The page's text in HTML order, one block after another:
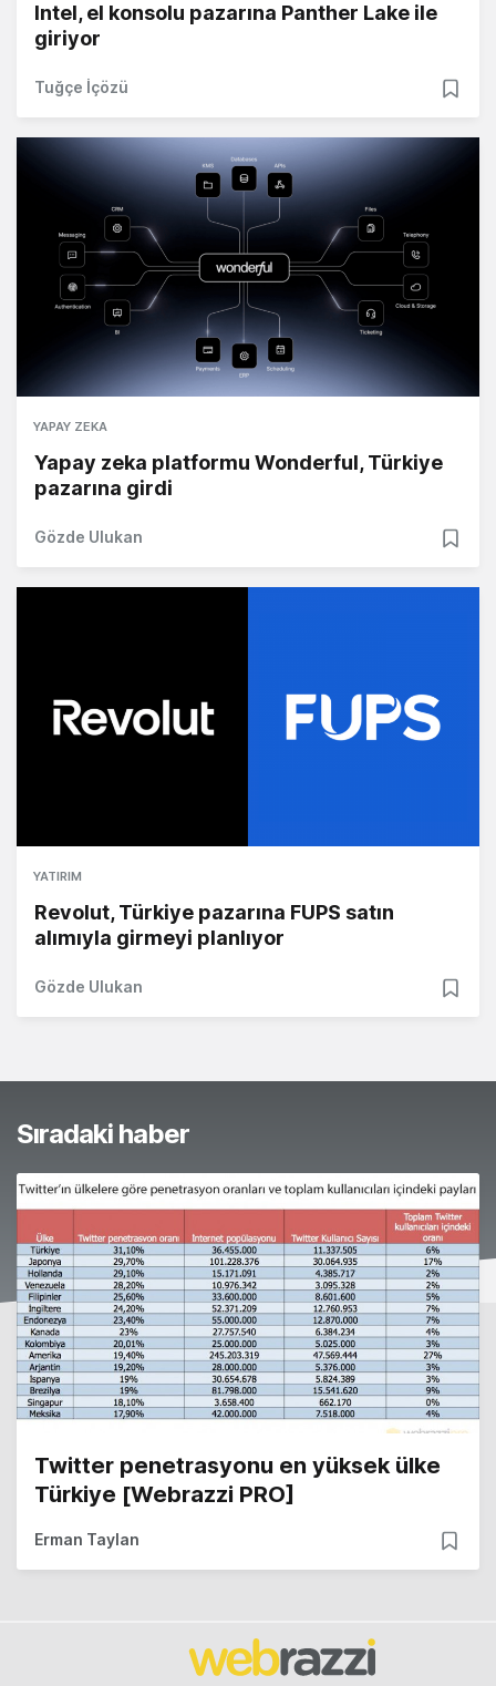
Intel, el konsolu pazarına Panther Lake ile
giriyor
Tuğçe İçözü
YAPAY ZEKA
Yapay zeka platformu Wonderful, Türkiye
pazarına girdi
Gözde Ulukan
YATIRIM
Revolut, Türkiye pazarına FUPS satın
alımıyla girmeyi planlıyor
Gözde Ulukan
Sıradaki haber
Twitter penetrasyonu en yüksek ülke
Türkiye [Webrazzi PRO]
Erman Taylan